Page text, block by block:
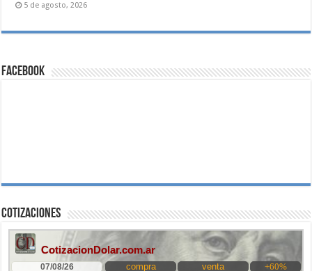
5 de agosto, 2026
Facebook
Cotizaciones